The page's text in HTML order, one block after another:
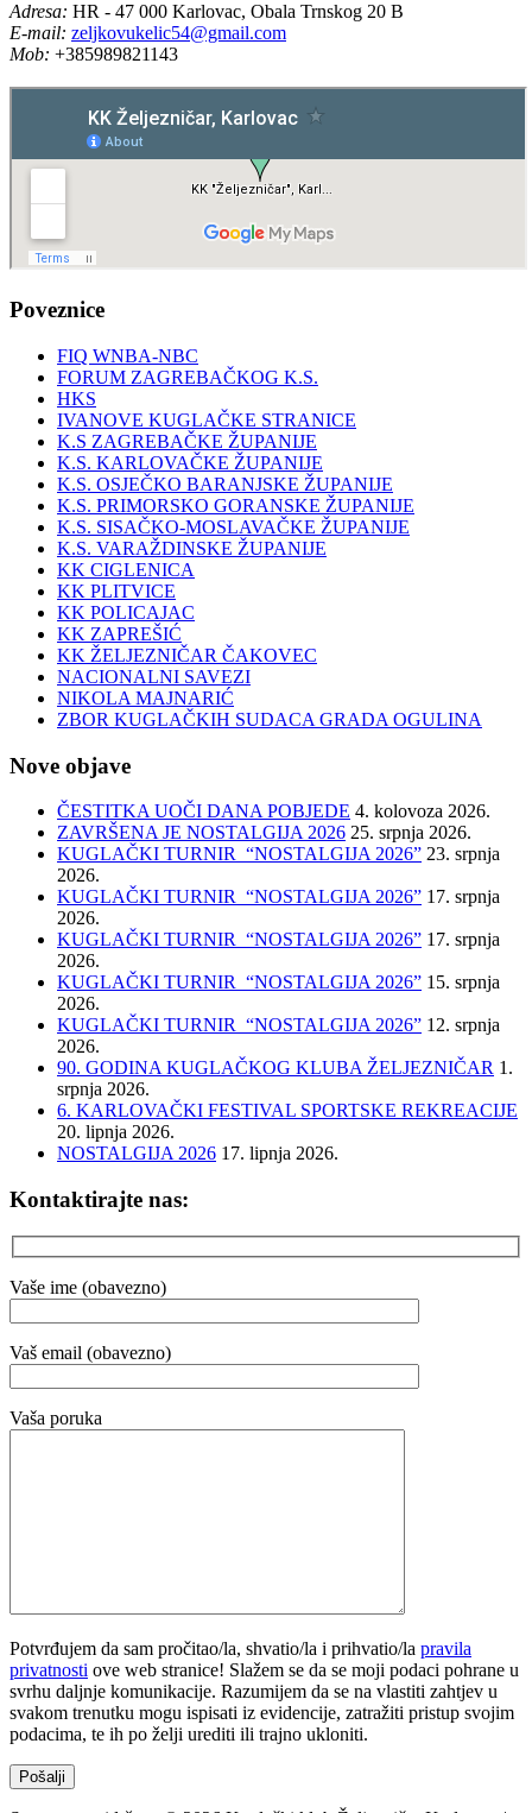
Adresa: HR - 47 000 Karlovac, Obala Trnskog 20 B
E-mail: zeljkovukelic54@gmail.com
Mob: +385989821143
Poveznice
FIQ WNBA-NBC
FORUM ZAGREBAČKOG K.S.
HKS
IVANOVE KUGLAČKE STRANICE
K.S ZAGREBAČKE ŽUPANIJE
K.S. KARLOVAČKE ŽUPANIJE
K.S. OSJEČKO BARANJSKE ŽUPANIJE
K.S. PRIMORSKO GORANSKE ŽUPANIJE
K.S. SISAČKO-MOSLAVAČKE ŽUPANIJE
K.S. VARAŽDINSKE ŽUPANIJE
KK CIGLENICA
KK PLITVICE
KK POLICAJAC
KK ZAPREŠIĆ
KK ŽELJEZNIČAR ČAKOVEC
NACIONALNI SAVEZI
NIKOLA MAJNARIĆ
ZBOR KUGLAČKIH SUDACA GRADA OGULINA
Nove objave
ČESTITKA UOČI DANA POBJEDE 4. kolovoza 2026.
ZAVRŠENA JE NOSTALGIJA 2026 25. srpnja 2026.
KUGLAČKI TURNIR “NOSTALGIJA 2026” 23. srpnja
2026.
KUGLAČKI TURNIR “NOSTALGIJA 2026” 17. srpnja
2026.
KUGLAČKI TURNIR “NOSTALGIJA 2026” 17. srpnja
2026.
KUGLAČKI TURNIR “NOSTALGIJA 2026” 15. srpnja
2026.
KUGLAČKI TURNIR “NOSTALGIJA 2026” 12. srpnja
2026.
90. GODINA KUGLAČKOG KLUBA ŽELJEZNIČAR 1.
srpnja 2026.
6. KARLOVAČKI FESTIVAL SPORTSKE REKREACIJE
20. lipnja 2026.
NOSTALGIJA 2026 17. lipnja 2026.
Kontaktirajte nas:
Vaše ime (obavezno)
Vaš email (obavezno)
Vaša poruka
Potvrđujem da sam pročitao/la, shvatio/la i prihvatio/la pravila
privatnosti ove web stranice! Slažem se da se moji podaci pohrane u
svrhu daljnje komunikacije. Razumijem da se na vlastiti zahtjev u
svakom trenutku mogu ispisati iz evidencije, zatražiti pristup svojim
podacima, te ih po želji urediti ili trajno ukloniti.